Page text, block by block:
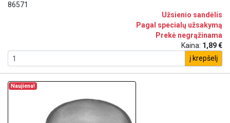
86571
Užsienio sandėlis
Pagal specialų užsakymą
Prekė negrąžinama
Kaina: 1,89 €
į krepšelį
Naujiena!